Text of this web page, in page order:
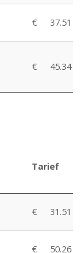
€ 37.51
€ 45.34
Tarief
€ 31.51
€ 50.26